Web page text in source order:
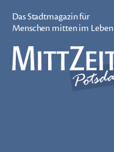
Das Stadtmagazin für
Menschen mitten im Leben